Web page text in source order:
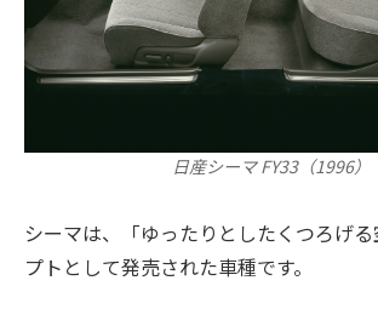
日産シーマ FY33（1996）
シーマは、「ゆったりとしたくつろげ
プトとして発売された車種です。